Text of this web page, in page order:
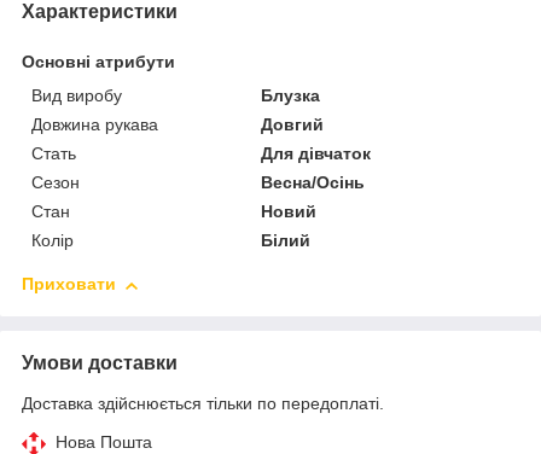
Характеристики
Основні атрибути
Вид виробу
Блузка
Довжина рукава
Довгий
Стать
Для дівчаток
Сезон
Весна/Осінь
Стан
Новий
Колір
Білий
Приховати
Умови доставки
Доставка здійснюється тільки по передоплаті.
Нова Пошта